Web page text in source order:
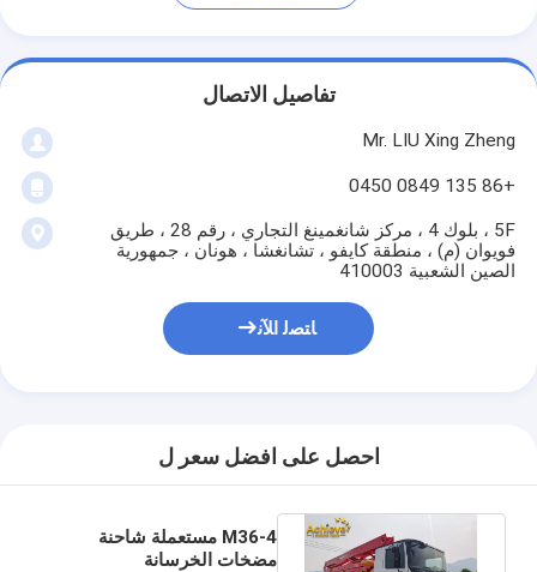
تفاصيل الاتصال
Mr. LIU Xing Zheng
+86 135 0849 0450
5F ، بلوك 4 ، مركز شانغمينغ التجاري ، رقم 28 ، طريق
فويوان (م) ، منطقة كايفو ، تشانغشا ، هونان ، جمهورية
الصين الشعبية 410003
ﺎﺘﺼﻟ ﺍﻶﻧ
احصل على افضل سعر ل
M36-4 مستعملة شاحنة
مضخات الخرسانة